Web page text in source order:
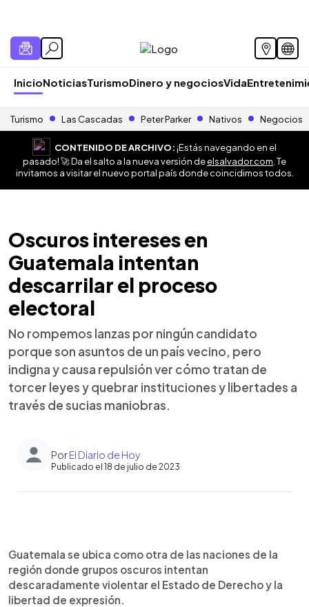
InicioNoticiasTurismoDinero y negociosVida
Turismo Las Cascadas Peter Parker Nativos Negocios
CONTENIDO DE ARCHIVO:¡Estás navegando en el
pasado! 🚀 Da el salto a la nueva versión deelsalvador.com . Te
invitamos a visitar el nuevo portal país donde coincidimos todos.
Oscuros intereses en
Guatemala intentan
descarrilar el proceso
electoral
No rompemos lanzas por ningún candidato
porque son asuntos de un país vecino, pero
indigna y causa repulsión ver cómo tratan de
torcer leyes y quebrar instituciones y libertades a
través de sucias maniobras.
PorEl Diario de Hoy
Publicado el 18 de julio de 2023
Escuchar artículo
Guatemala se ubica como otra de las naciones de la
región donde grupos oscuros intentan
descaradamente violentar el Estado de Derecho y la
libertad de expresión.